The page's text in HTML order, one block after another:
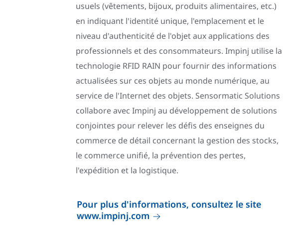
usuels (vêtements, bijoux, produits alimentaires, etc.)
en indiquant l'identité unique, l'emplacement et le
niveau d'authenticité de l'objet aux applications des
professionnels et des consommateurs. Impinj utilise la
technologie RFID RAIN pour fournir des informations
actualisées sur ces objets au monde numérique, au
service de l'Internet des objets. Sensormatic Solutions
collabore avec Impinj au développement de solutions
conjointes pour relever les défis des enseignes du
commerce de détail concernant la gestion des stocks,
le commerce unifié, la prévention des pertes,
l'expédition et la logistique.
Pour plus d'informations, consultez le site
www.impinj.com